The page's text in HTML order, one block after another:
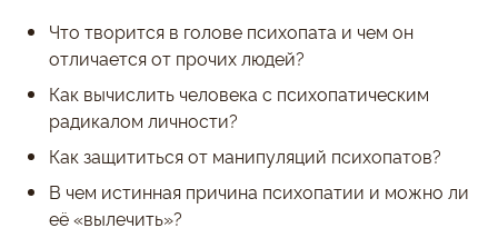
Что творится в голове психопата и чем он
отличается от прочих людей?
Как вычислить человека с психопатическим
радикалом личности?
Как защититься от манипуляций психопатов?
В чем истинная причина психопатии и можно ли
её «вылечить»?